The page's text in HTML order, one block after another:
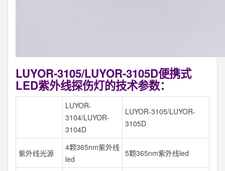
LUYOR-3105/LUYOR-3105D便携式
LED紫外线探伤灯的技术参数：
LUYOR-
3104/LUYOR-
3104D
LUYOR-3105/LUYOR-
3105D
紫外线光源
4颗365nm紫外线
led
5颗365nm紫外线led